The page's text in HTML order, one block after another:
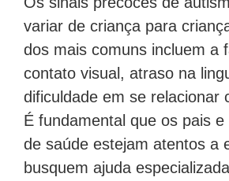
variar de criança para
dos mais comuns incluem a
contato visual, atraso na
dificuldade em se relacionar
É fundamental que os pais e
de saúde estejam atentos a
busquem ajuda